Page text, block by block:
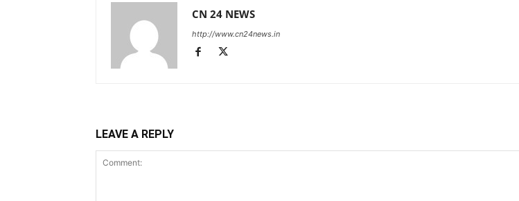
CN 24 NEWS
http://www.cn24news.in
LEAVE A REPLY